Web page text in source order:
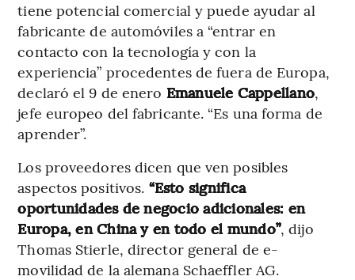
tiene potencial comercial y puede ayudar al
fabricante de automóviles a “entrar en
contacto con la tecnología y con la
experiencia” procedentes de fuera de Europa,
declaró el 9 de enero Emanuele Cappellano,
jefe europeo del fabricante. “Es una forma de
aprender”.
Los proveedores dicen que ven posibles
aspectos positivos. “Esto significa
oportunidades de negocio adicionales: en
Europa, en China y en todo el mundo”, dijo
Thomas Stierle, director general de e-
movilidad de la alemana Schaeffler AG.